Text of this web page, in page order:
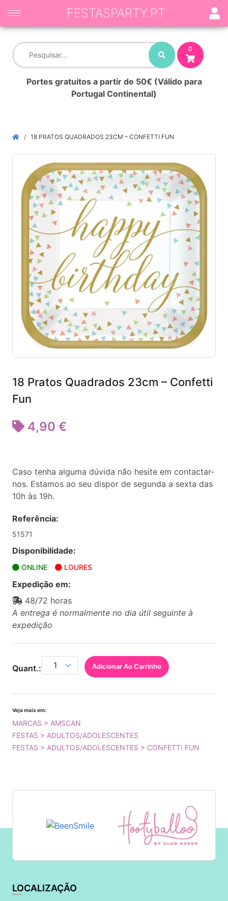
0
Portes gratuitos a partir de 50€ (Válido para
Portugal Continental)
FESTASPARTY.PT
18 PRATOS QUADRADOS 23CM – CONFETTI FUN
18 Pratos Quadrados 23cm – Confetti
Fun
4,90 €
Caso tenha alguma dúvida não hesite em contactar-
nos. Estamos ao seu dispor de segunda a sexta das
10h às 19h.
Referência:
51571
Disponibilidade:
ONLINE LOURES
Expedição em:
48/72 horas
A entrega é normalmente no dia útil seguinte à
expedição
Quant.: Adicionar Ao Carrinho
Veja mais em:
MARCAS > AMSCAN
FESTAS > ADULTOS/ADOLESCENTES
FESTAS > ADULTOS/ADOLESCENTES > CONFETTI FUN
LOCALIZAÇÃO